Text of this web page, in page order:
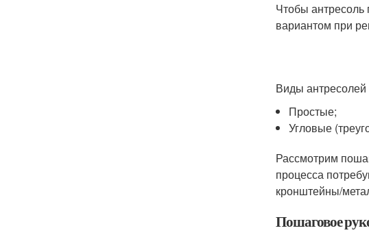
Чтобы
вариантом при
Виды
Простые;
Угловые
Рассмотрим
процесса
кронштейны/
Пошаговое